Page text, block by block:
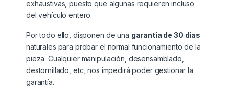
exhaustivas, puesto que algunas requieren incluso
del vehículo entero.
Por todo ello, disponen de una garantía de 30 días
naturales para probar el normal funcionamiento de la
pieza. Cualquier manipulación, desensamblado,
destornillado, etc, nos impedirá poder gestionar la
garantía.